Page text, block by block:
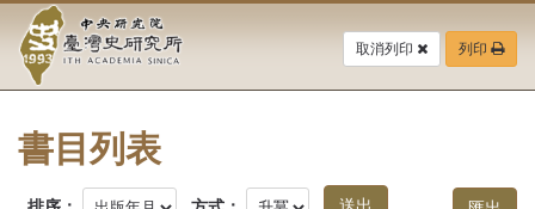
要
中
央
研
究
取消列印 列印
書目列表